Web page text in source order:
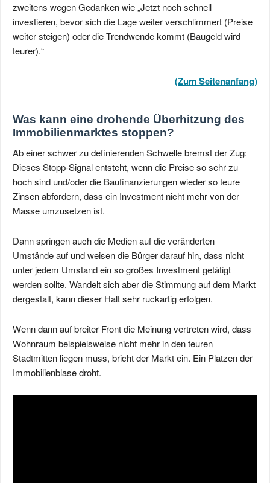
zweitens wegen Gedanken wie „Jetzt noch schnell
investieren, bevor sich die Lage weiter verschlimmert (Preise
weiter steigen) oder die Trendwende kommt (Baugeld wird
teurer).“
(Zum Seitenanfang)
Was kann eine drohende Überhitzung des
Immobilienmarktes stoppen?
Ab einer schwer zu definierenden Schwelle bremst der Zug:
Dieses Stopp-Signal entsteht, wenn die Preise so sehr zu
hoch sind und/oder die Baufinanzierungen wieder so teure
Zinsen abfordern, dass ein Investment nicht mehr von der
Masse umzusetzen ist.
Dann springen auch die Medien auf die veränderten
Umstände auf und weisen die Bürger darauf hin, dass nicht
unter jedem Umstand ein so großes Investment getätigt
werden sollte. Wandelt sich aber die Stimmung auf dem Markt
dergestalt, kann dieser Halt sehr ruckartig erfolgen.
Wenn dann auf breiter Front die Meinung vertreten wird, dass
Wohnraum beispielsweise nicht mehr in den teuren
Stadtmitten liegen muss, bricht der Markt ein. Ein Platzen der
Immobilienblase droht.